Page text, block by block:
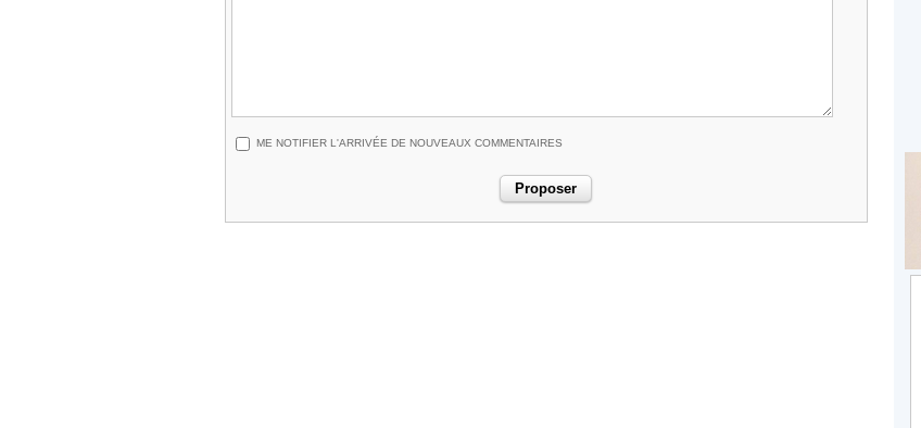
ME NOTIFIER L'ARRIVÉE DE NOUVEAUX COMMENTAIRES